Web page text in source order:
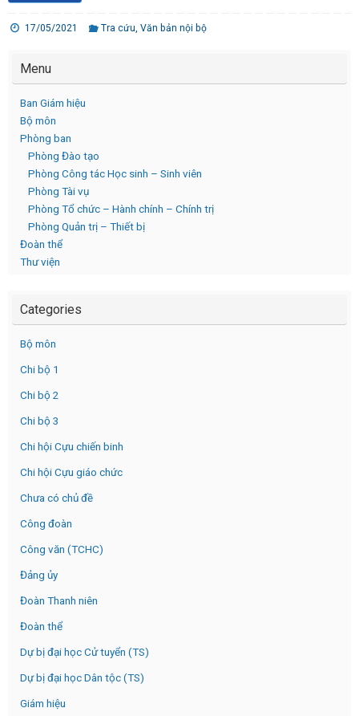
17/05/2021 Tra cứu ,Văn bản nội bộ
Menu
Ban Giám hiệu
Bộ môn
Phòng ban
Phòng Đào tạo
Phòng Công tác Học sinh – Sinh viên
Phòng Tài vụ
Phòng Tổ chức – Hành chính – Chính trị
Phòng Quản trị – Thiết bị
Đoàn thể
Thư viện
Categories
Bộ môn
Chi bộ 1
Chi bộ 2
Chi bộ 3
Chi hội Cựu chiến binh
Chi hội Cựu giáo chức
Chưa có chủ đề
Công đoàn
Công văn (TCHC)
Đảng ủy
Đoàn Thanh niên
Đoàn thể
Dự bị đại học Cử tuyển (TS)
Dự bị đại học Dân tộc (TS)
Giám hiệu